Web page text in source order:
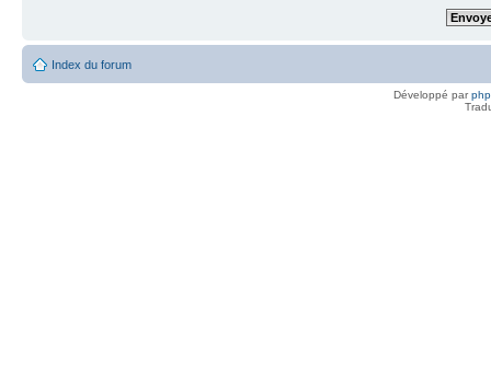
Index du forum
Développé par